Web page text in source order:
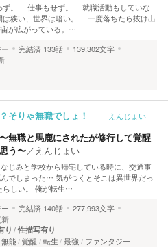
。 仕事もせず。 就職活動もしていな
狭い、世界は暗い。 一度落ちたら抜け出
が広がっている。…
完結済 133話
139,302文字
そりゃ無職でしょ！ えんじょい
無職と馬鹿にされたが修行して覚醒
う〜／ えんじょい
じみと学校から帰宅している時に、交通事
でしまった… 気がつくとそこは異世界だっ
らしい。 俺が転生…
完結済 140話
277,993文字
り 性描写有り
無能 覚醒 転生 最強 ファンタジー